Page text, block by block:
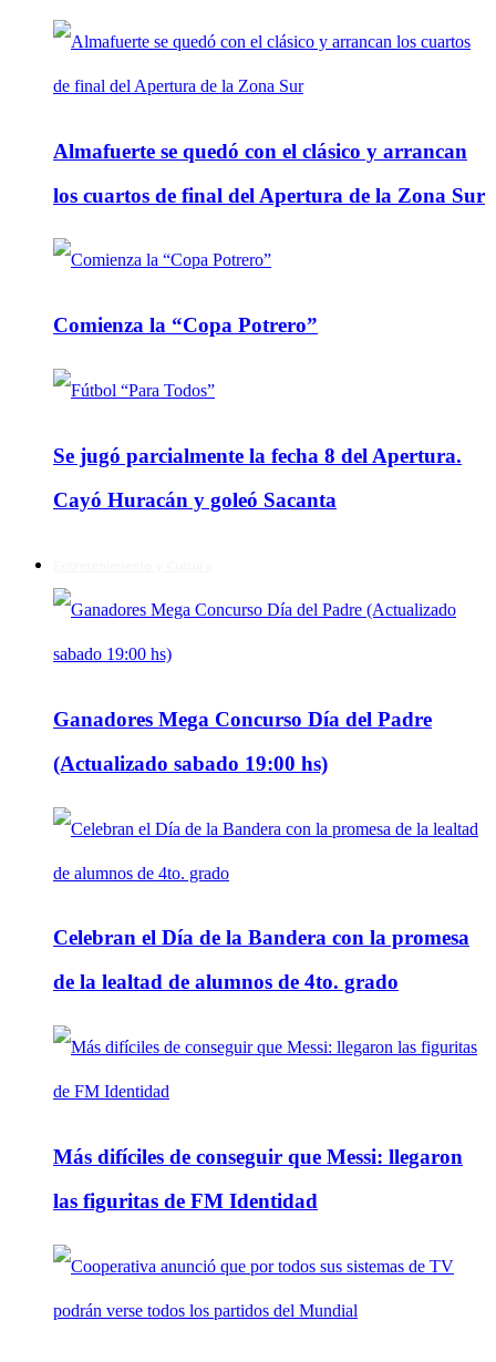
Almafuerte se quedó con el clásico y arrancan
los cuartos de final del Apertura de la Zona Sur
Comienza la “Copa Potrero”
Se jugó parcialmente la fecha 8 del Apertura.
Cayó Huracán y goleó Sacanta
Ganadores Mega Concurso Día del Padre
(Actualizado sabado 19:00 hs)
Celebran el Día de la Bandera con la promesa
de la lealtad de alumnos de 4to. grado
Más difíciles de conseguir que Messi: llegaron
las figuritas de FM Identidad